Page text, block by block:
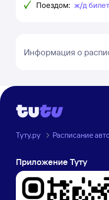
Поездом: ж/д
Информация о
Туту.ру Расписание
Приложение Туту